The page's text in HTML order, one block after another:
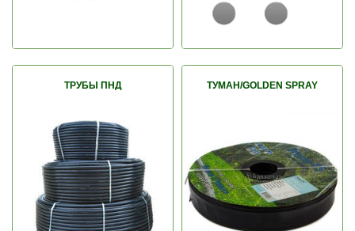
ТРУБЫ ПНД ТУМАН/GOLDEN SPRAY